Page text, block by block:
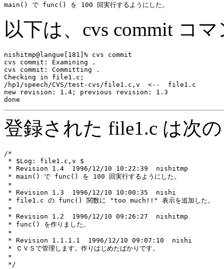
以下は、cvs commit コ
nishitmp@langue[181]% cvs commit
cvs commit: Examining .
cvs commit: Committing .
Checking in file1.c;
/hp1/speech/CVS/test-cvs/file1.c,v  <--  file1.c
new revision: 1.4; previous revision: 1.3
登録された file1.c は次
/*
* $Log: file1.c,v $
* Revision 1.4  1996/12/10 10:22:39  nishitmp
* main() で func() を 100 回実行するようにした。
*
* Revision 1.3  1996/12/10 10:00:35  nishi
* file1.c の func() 関数に "too much!!" 表示を追加した。
*
* Revision 1.2  1996/12/10 09:26:27  nishitmp
* func() を作りました。
*
* Revision 1.1.1.1  1996/12/10 09:07:10  nishi
* ＣＶＳで管理します。作りはじめたばかりです。
*
*/